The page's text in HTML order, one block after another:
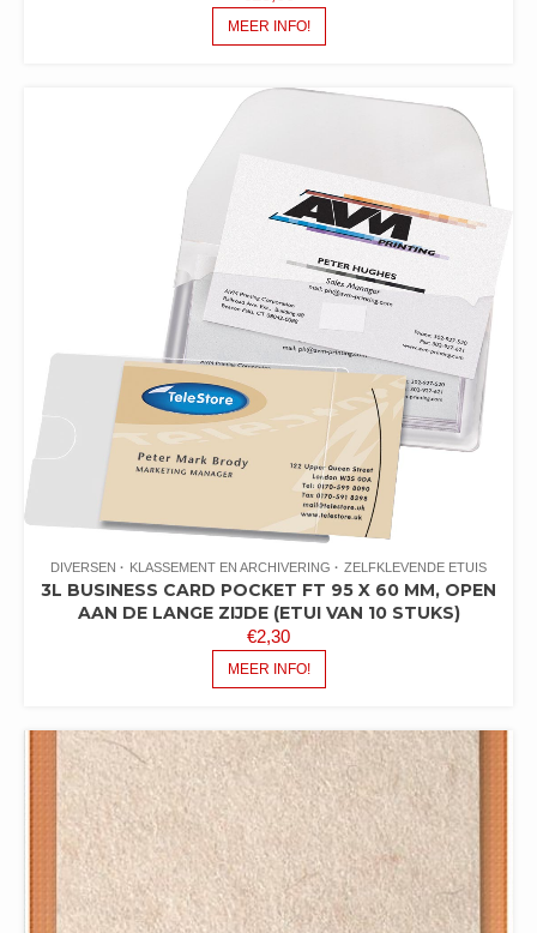
MEER INFO!
DIVERSEN KLASSEMENT EN ARCHIVERING ZELFKLEVENDE ETUIS
3L BUSINESS CARD POCKET FT 95 X 60 MM, OPEN
AAN DE LANGE ZIJDE (ETUI VAN 10 STUKS)
€2,30
MEER INFO!